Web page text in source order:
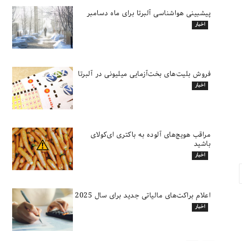
پیشبینی هواشناسی آلبرتا برای ماه دسامبر
اخبار
فروش بلیت‌های بخت‌آزمایی میلیونی در آلبرتا
اخبار
مراقب هویج‌های آلوده به باکتری ای‌کولای
باشید
اخبار
اعلام براکت‌های مالیاتی جدید برای سال 2025
اخبار